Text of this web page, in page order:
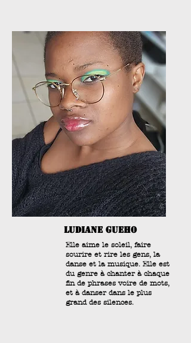
ludiane gueho
Elle aime le soleil, faire
sourire et rire les gens, la
danse et la musique. Elle est
du genre à chanter à chaque
fin de phrases voire de mots,
et à danser dans le plus
grand des silences.